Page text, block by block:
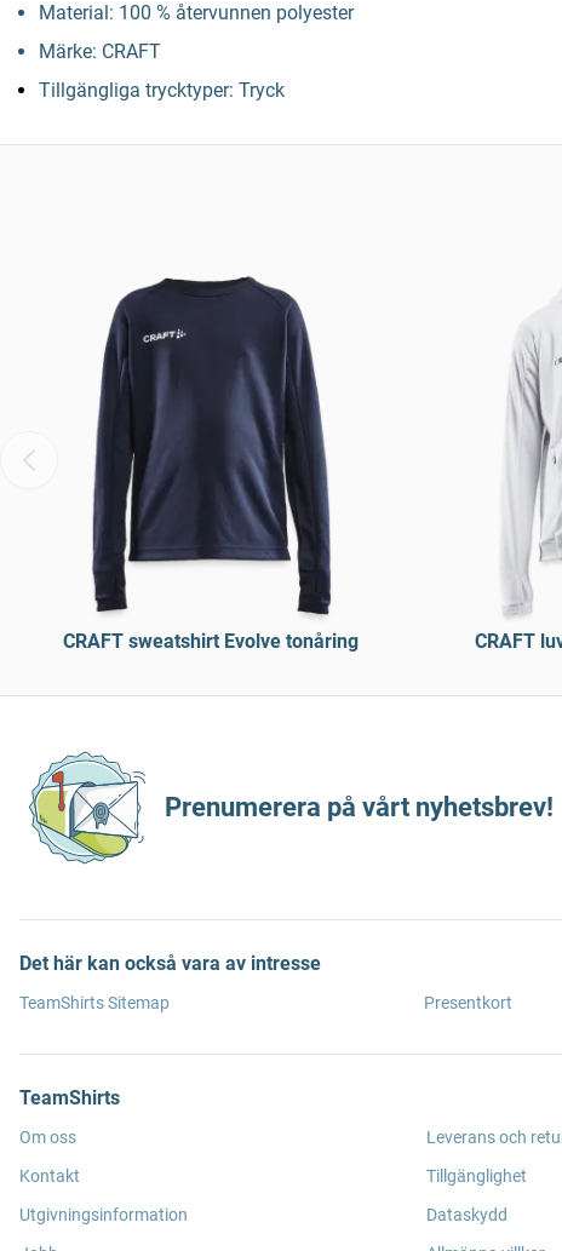
Material: 100 % återvunnen polyester
Märke: CRAFT
Tillgängliga trycktyper: Tryck
CRAFT sweatshirt Evolve tonåring CRAFT
Prenumerera på vårt nyhetsbrev!
Det här kan också vara av intresse
TeamShirts Sitemap Presentkort
TeamShirts
Om oss
Kontakt
Utgivningsinformation
Leverans och
Tillgänglighet
Dataskydd